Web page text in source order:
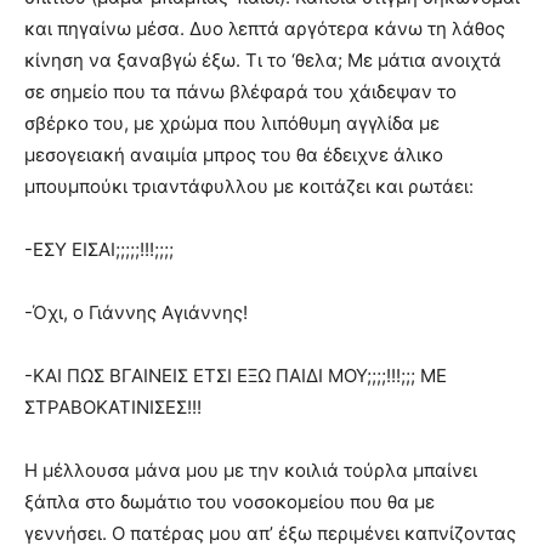
και πηγαίνω μέσα. Δυο λεπτά αργότερα κάνω τη λάθος
κίνηση να ξαναβγώ έξω. Τι το ‘θελα; Με μάτια ανοιχτά
σε σημείο που τα πάνω βλέφαρά του χάιδεψαν το
σβέρκο του, με χρώμα που λιπόθυμη αγγλίδα με
μεσογειακή αναιμία μπρος του θα έδειχνε άλικο
μπουμπούκι τριαντάφυλλου με κοιτάζει και ρωτάει:
-ΕΣΥ ΕΙΣΑΙ;;;;;!!!;;;;
-Όχι, ο Γιάννης Αγιάννης!
-ΚΑΙ ΠΩΣ ΒΓΑΙΝΕΙΣ ΕΤΣΙ ΕΞΩ ΠΑΙΔΙ ΜΟΥ;;;;!!!;;; ΜΕ
ΣΤΡΑΒΟΚΑΤΙΝΙΣΕΣ!!!
Η μέλλουσα μάνα μου με την κοιλιά τούρλα μπαίνει
ξάπλα στο δωμάτιο του νοσοκομείου που θα με
γεννήσει. Ο πατέρας μου απ’ έξω περιμένει καπνίζοντας